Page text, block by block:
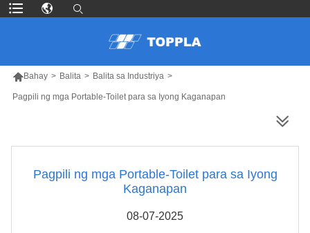
Bahay > Balita > Balita sa Industriya >
Pagpili ng mga Portable-Toilet para sa Iyong Kaganapan
Pagpili ng mga Portable-Toilet para sa Iyong
Kaganapan
08-07-2025